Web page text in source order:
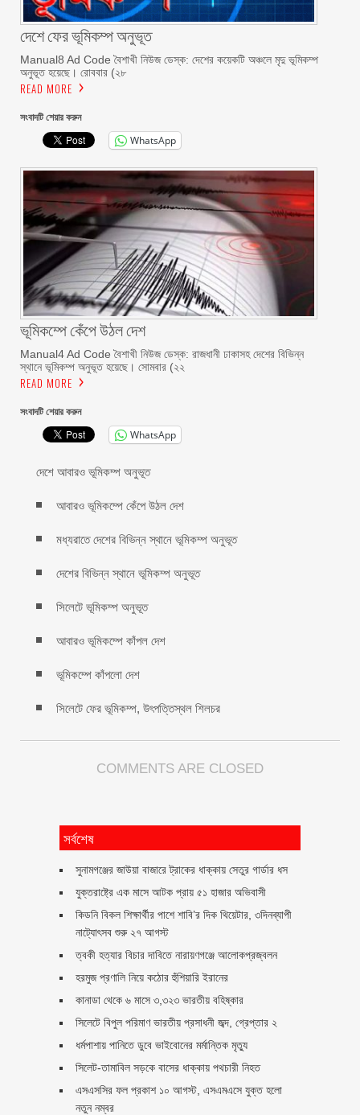
দেশে ফের ভূমিকম্প অনুভূত
Manual8 Ad Code বৈশাখী নিউজ ডেস্ক: দেশের কয়েকটি অঞ্চলে মৃদু ভূমিকম্প
অনুভূত হয়েছে। রোববার (২৮
READ MORE
সংবাদটি শেয়ার করুন
WhatsApp
ভূমিকম্পে কেঁপে উঠল দেশ
Manual4 Ad Code বৈশাখী নিউজ ডেস্ক: রাজধানী ঢাকাসহ দেশের বিভিন্ন
স্থানে ভূমিকম্প অনুভূত হয়েছে। সোমবার (২২
READ MORE
সংবাদটি শেয়ার করুন
WhatsApp
দেশে আবারও ভূমিকম্প অনুভূত
আবারও ভূমিকম্পে কেঁপে উঠল দেশ
মধ্যরাতে দেশের বিভিন্ন স্থানে ভূমিকম্প অনুভূত
দেশের বিভিন্ন স্থানে ভূমিকম্প অনুভূত
সিলেটে ভূমিকম্প অনুভূত
আবারও ভূমিকম্পে কাঁপল দেশ
ভূমিকম্পে কাঁপলো দেশ
সিলেটে ফের ভূমিকম্প, উৎপত্তিস্থল শিলচর
COMMENTS ARE CLOSED
সর্বশেষ
সুনামগঞ্জের জাউয়া বাজারে ট্রাকের ধাক্কায় সেতুর গার্ডার ধস
যুক্তরাষ্ট্রে এক মাসে আটক প্রায় ৫১ হাজার অভিবাসী
কিডনি বিকল শিক্ষার্থীর পাশে শাবি’র দিক থিয়েটার, ৩দিনব্যাপী
নাট্যোৎসব শুরু ২৭ আগস্ট
ত্বকী হত্যার বিচার দাবিতে নারায়ণগঞ্জে আলোকপ্রজ্বলন
হরমুজ প্রণালি নিয়ে কঠোর হুঁশিয়ারি ইরানের
কানাডা থেকে ৬ মাসে ৩,৩২৩ ভারতীয় বহিষ্কার
সিলেটে বিপুল পরিমাণ ভারতীয় প্রসাধনী জব্দ, গ্রেপ্তার ২
ধর্মপাশায় পানিতে ডুবে ভাইবোনের মর্মান্তিক মৃত্যু
সিলেট-তামাবিল সড়কে বাসের ধাক্কায় পথচারী নিহত
এসএসসির ফল প্রকাশ ১০ আগস্ট, এসএমএসে যুক্ত হলো
নতুন নম্বর